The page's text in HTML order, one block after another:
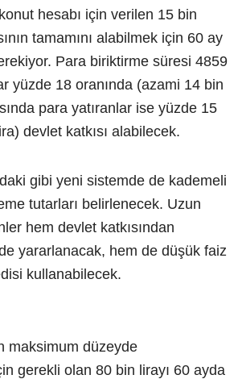
hesabı için verilen 15 bin
tamamını alabilmek için 60 ay
Para biriktirme süresi 4859
yüzde 18 oranında (azami 14 bin
para yatıranlar ise yüzde 15
devlet katkısı alabilecek.
gibi yeni sistemde de kademeli
tutarları belirlenecek. Uzun
hem devlet katkısından
yararlanacak, hem de düşük faiz
kullanabilecek.
maksimum düzeyde
gerekli olan 80 bin lirayı 60 ayda